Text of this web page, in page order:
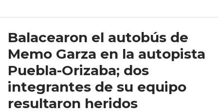
Balacearon el autobús de
Memo Garza en la autopista
Puebla-Orizaba; dos
integrantes de su equipo
resultaron heridos